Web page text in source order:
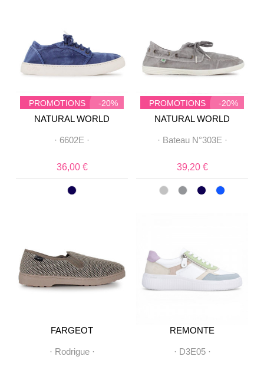
PROMOTIONS -20%
NATURAL WORLD
· 6602E ·
36,00 €
PROMOTIONS -20%
NATURAL WORLD
· Bateau N°303E ·
39,20 €
FARGEOT
· Rodrigue·
REMONTE
· D3E05·